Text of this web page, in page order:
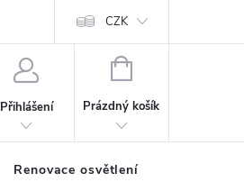
Jak balíme vaše objednávky
CZK
Přihlášení
NÁKUPNÍ
Prázdný košík
Renovace osvětlení